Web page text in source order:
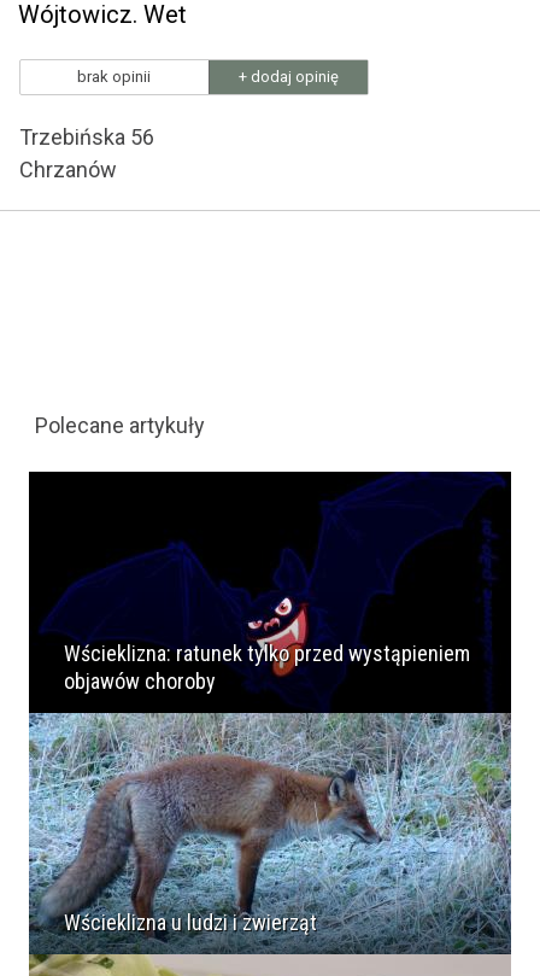
Wójtowicz. Wet
brak opinii + dodaj opinię
Trzebińska 56
Chrzanów
Polecane artykuły
Wścieklizna: ratunek tylko przed wystąpieniem
objawów choroby
Wścieklizna u ludzi i zwierząt